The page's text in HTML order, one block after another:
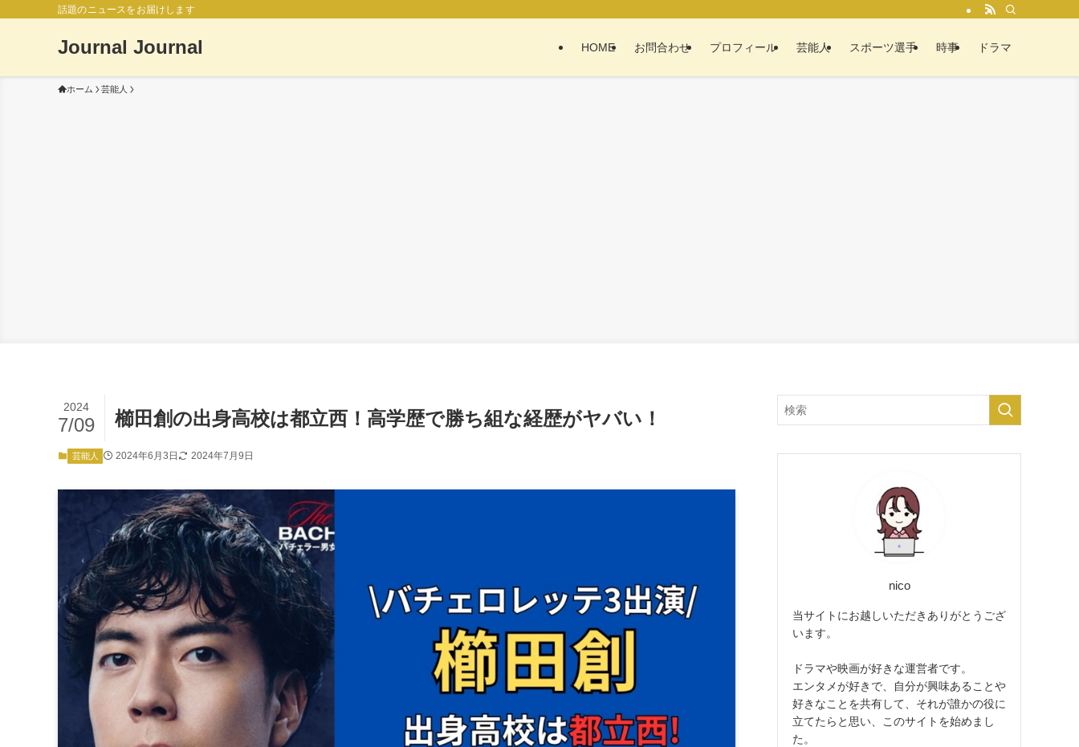
話題のニュースをお届けします
Journal Journal HOME お問合わせ プロフィール 芸能人 スポーツ選手 時事 ドラマ
ホーム 芸能人
櫛田創の出身高校は都立西！高学歴で勝ち組な経歴がヤバい！
2024
7/09
芸能人 2024年6月3日 2024年7月9日
nico
当サイトにお越しいただきありがとうござ
います。
ドラマや映画が好きな運営者です。
エンタメが好きで、自分が興味あることや
好きなことを共有して、それが誰かの役に
立てたらと思い、このサイトを始めまし
た。